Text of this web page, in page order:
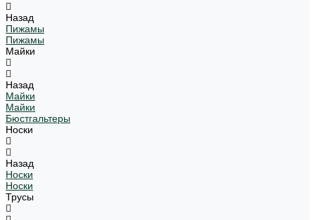
Назад
Пижамы
Пижамы
Майки
Назад
Майки
Майки
Бюстгальтеры
Носки
Назад
Носки
Носки
Трусы